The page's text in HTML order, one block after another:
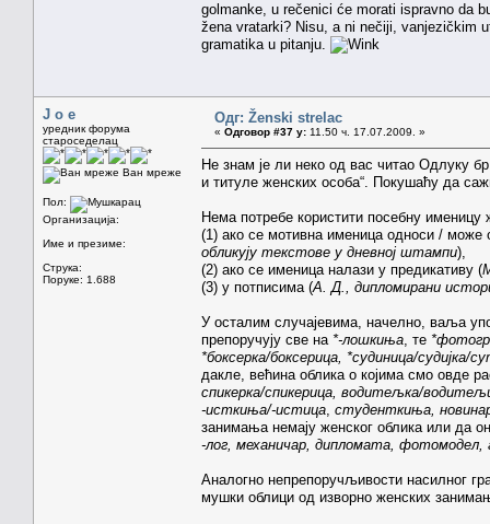
golmanke, u rečenici će morati ispravno da
žena vratarki? Nisu, a ni nečiji, vanjezičkim
gramatika u pitanju.
J o e
уредник форума
староседелац
Ван мреже
Пол:
Организација:
Име и презиме:
Струка:
Поруке: 1.688
Одг: Ženski strelac
« Одговор #37 у: 11.50 ч. 17.07.2009. »
Не знам је ли неко од вас читао Одлуку
и титуле женских особа“. Покушаћу да
Нема потребе користити посебну именицу
(1) ако се мотивна именица односи / може
обликују текстове у дневној штампи),
(2) ако се именица налази у предикативу (
(3) у потписима (А. Д., дипломирани
У осталим случајевима, начелно, ваља
препоручују све на *-лошкиња , те
*боксерка/боксерица, *судиница/
дакле, већина облика о којима смо овде
спикерка/спикерица, водитељка/
-исткиња/-истица студенткиња,
занимања немају женског облика или да
-лог, механичар, дипломата, фотомодел,
Аналогно непрепоручљивости насилног
мушки облици од изворно женских